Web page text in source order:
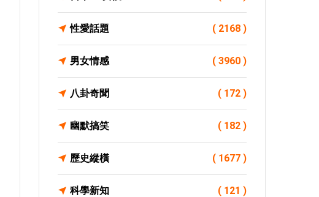
性愛話題 ( 2168 )
男女情感 ( 3960 )
八卦奇聞 ( 172 )
幽默搞笑 ( 182 )
歷史縱橫 ( 1677 )
科學新知 ( 121 )